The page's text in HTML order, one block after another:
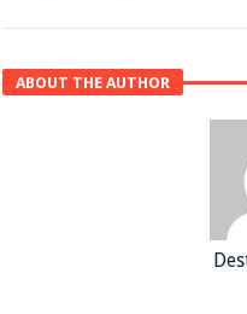
ABOUT THE AUTHOR